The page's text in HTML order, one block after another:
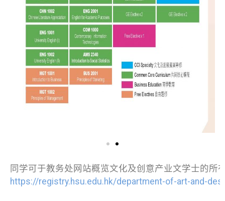
同学可于教务处网站概览文化及创意产业文学士的所
https://registry.hsu.edu.hk/department-of-art-and-